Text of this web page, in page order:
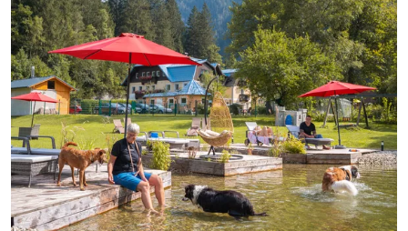
Doppelzimmer zur Einzelnutzung
1 Erwachsenen